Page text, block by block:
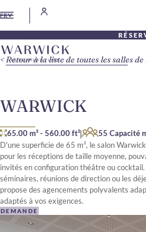
FR
WARWICK
65.00 m²- 560.00 ft²|
55 Capacité
D'une superficie de 65 m², le salon
pour les réceptions de taille moyenne,
invités en configuration théâtre ou cocktail.
séminaires, réunions de direction ou les
propose des agencements polyvalents
adaptés à vos exigences.
DEMANDE
Retour à la liste de toutes les salles